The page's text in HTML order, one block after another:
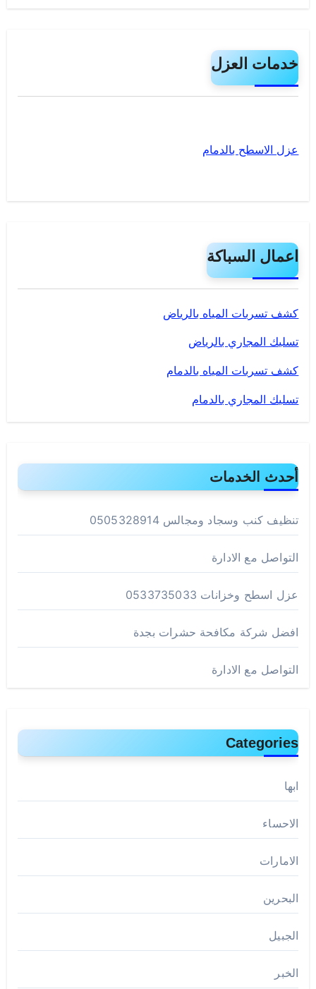
خدمات العزل
عزل الاسطح بالدمام
اعمال السباكة
كشف تسربات المياه بالرياض
تسليك المجاري بالرياض
كشف تسربات المياه بالدمام
تسليك المجاري بالدمام
أحدث الخدمات
تنظيف كنب وسجاد ومجالس 0505328914
التواصل مع الادارة
عزل اسطح وخزانات 0533735033
افضل شركة مكافحة حشرات بجدة
التواصل مع الادارة
Categories
ابها
الاحساء
الامارات
البحرين
الجبيل
الخبر